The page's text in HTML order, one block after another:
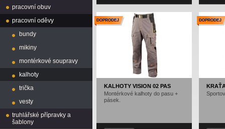
pracovní obuv
pracovní oděvy
bundy
mikiny
montérkové soupravy
kalhoty
trička
vesty
truhlářské přípravky a
šablony
KALHOTY VISION 02 PAS
Montérkové kalhoty do pasu +
pásek.